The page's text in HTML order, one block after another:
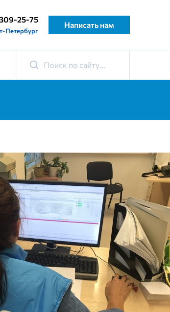
25-75
Петербург
Написать нам